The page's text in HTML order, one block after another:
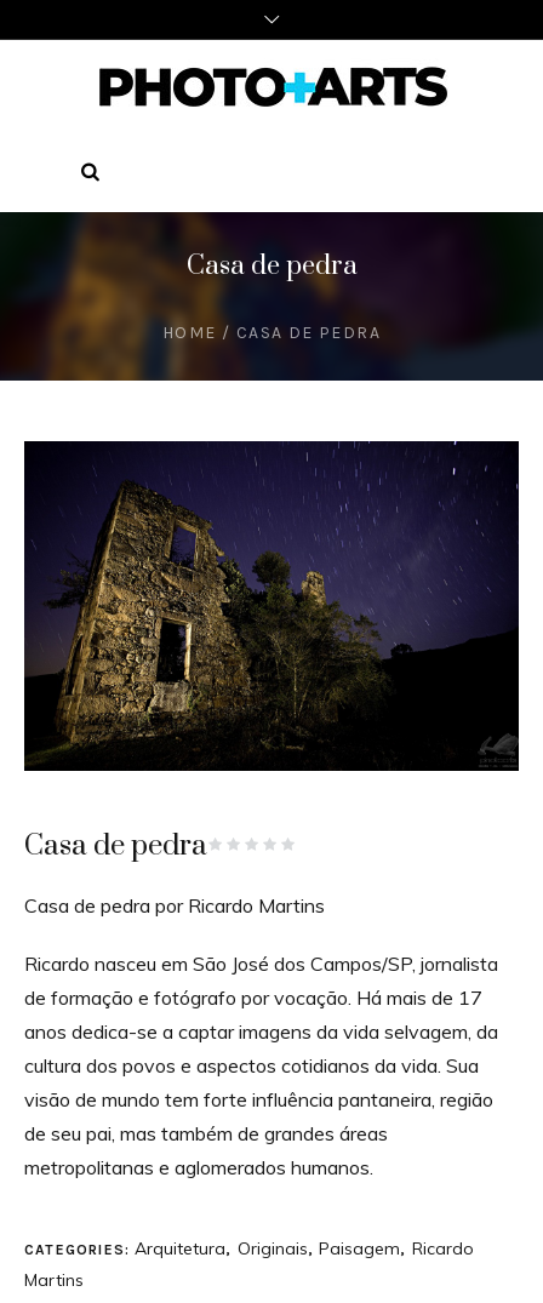
Casa de pedra
HOME / CASA DE PEDRA
Casa de pedra
Casa de pedra por Ricardo Martins
Ricardo nasceu em São José dos Campos/SP, jornalista
de formação e fotógrafo por vocação. Há mais de 17
anos dedica-se a captar imagens da vida selvagem, da
cultura dos povos e aspectos cotidianos da vida. Sua
visão de mundo tem forte influência pantaneira, região
de seu pai, mas também de grandes áreas
metropolitanas e aglomerados humanos.
CATEGORIES:Arquitetura, Originais, Paisagem, Ricardo
Martins